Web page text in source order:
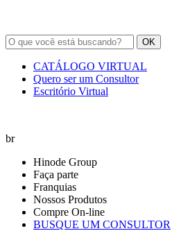
OK
CATÁLOGO VIRTUAL
Quero ser um Consultor
Escritório Virtual
br
Hinode Group
Faça parte
Franquias
Nossos Produtos
Compre On-line
BUSQUE UM CONSULTOR